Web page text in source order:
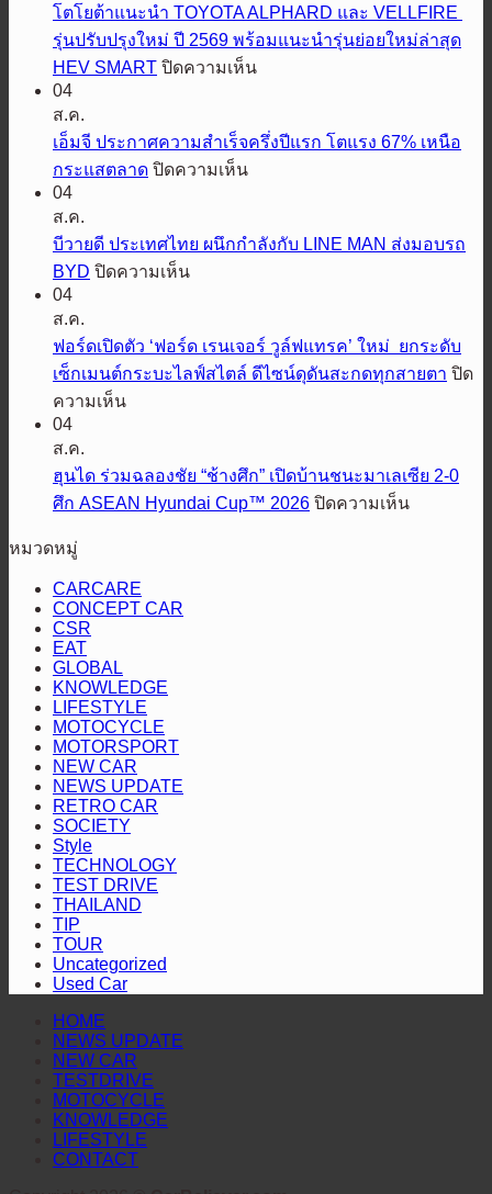
โตโยต้าแนะนำ TOYOTA ALPHARD และ VELLFIRE
รุ่นปรับปรุงใหม่ ปี 2569 พร้อมแนะนำรุ่นย่อยใหม่ล่าสุด
HEV SMART ปิดความเห็นบน
ต้า
และ
ใหม่
ปี
รุ่น
ย่อย
04
ส.ค.
เอ็มจี ประกาศความสำเร็จครึ่งปีแรก โตแรง 67% เหนือ
กระแสตลาด ปิดความเห็นบน
ประกาศ
ครึ่ง
ปี
แรก
67%
เหนือ
กระแส
04
ส.ค.
บีวายดี ประเทศไทย ผนึกกำลังกับ LINE MAN ส่งมอบรถ
BYD ปิดความเห็นบน
ดี
ประเทศไทย
LINE
MAN
04
ส.ค.
ฟอร์ดเปิดตัว ‘ฟอร์ด เรนเจอร์ วูล์ฟแทรค’ ใหม่ ยกระดับ
เซ็กเมนต์กระบะไลฟ์สไตล์ ดีไซน์ดุดันสะกดทุกสายตา ปิด
ความเห็นบน
เปิด
ตัว
เรน
เจอร์
ยก
ระดับ
เซ็กเมนต์
กระบะ
ไลฟ์
สไตล์
ดีไซน์
ดุดัน
สายตา
04
ส.ค.
ฮุนได ร่วมฉลองชัย “ช้างศึก” เปิดบ้านชนะมาเลเซีย 2-0
ศึก ASEAN Hyundai Cup™ 2026 ปิดความเห็นบน
หมวดหมู่
CARCARE
CONCEPT CAR
CSR
EAT
GLOBAL
KNOWLEDGE
LIFESTYLE
MOTOCYCLE
MOTORSPORT
NEW CAR
NEWS UPDATE
RETRO CAR
SOCIETY
Style
TECHNOLOGY
TEST DRIVE
THAILAND
TIP
TOUR
Uncategorized
Used Car
HOME
NEWS UPDATE
NEW CAR
TESTDRIVE
MOTOCYCLE
KNOWLEDGE
LIFESTYLE
CONTACT